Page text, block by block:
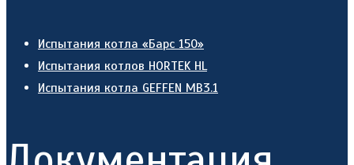
Испытания котла «Барс 150»
Испытания котлов HORTEK HL
Испытания котла GEFFEN MB3.1